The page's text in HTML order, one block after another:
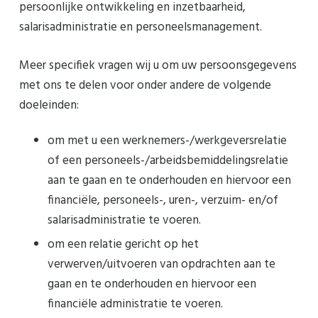
persoonlijke ontwikkeling en inzetbaarheid,
salarisadministratie en personeelsmanagement.
Meer specifiek vragen wij u om uw persoonsgegevens
met ons te delen voor onder andere de volgende
doeleinden:
om met u een werknemers-/werkgeversrelatie
of een personeels-/arbeidsbemiddelingsrelatie
aan te gaan en te onderhouden en hiervoor een
financiële, personeels-, uren-, verzuim- en/of
salarisadministratie te voeren.
om een relatie gericht op het
verwerven/uitvoeren van opdrachten aan te
gaan en te onderhouden en hiervoor een
financiële administratie te voeren.